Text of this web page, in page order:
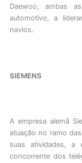
Daewoo, ambas
automotivo, a
navios.
SIEMENS
A empresa alemã
atuação no ramo
suas atividades, a
concorrente dos